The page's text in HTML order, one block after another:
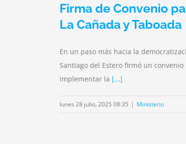
Firma de Convenio
La Cañada y Taboada
En un paso más hacia la
Santiago del Estero firmó un
implementar la [...]
lunes 28 julio, 2025 08:35 | Ministerio